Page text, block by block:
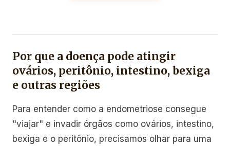
Por que a doença pode atingir
ovários, peritônio, intestino, bexiga
e outras regiões
Para entender como a endometriose consegue
"viajar" e invadir órgãos como ovários, intestino,
bexiga e o peritônio, precisamos olhar para uma